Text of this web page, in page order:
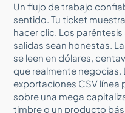
Un flujo de trabajo
sentido. Tu ticket
hacer clic. Los
salidas sean honestas.
se leen en dólares,
que realmente
exportaciones CSV línea
sobre una mega
timbre o un producto